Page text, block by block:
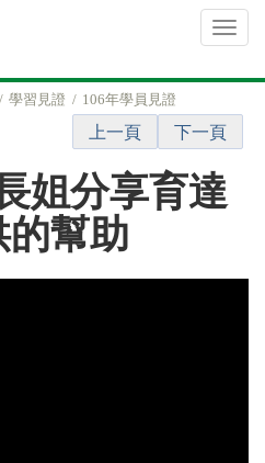
學習見證 106年學員見證
上一頁 下一頁
姐分享育達
幫助